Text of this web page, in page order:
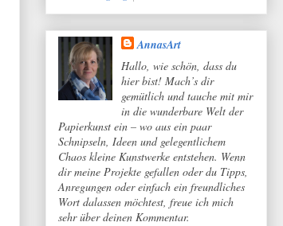
AnnasArt
Hallo, wie schön, dass du
hier bist! Mach’s dir
gemütlich und tauche mit mir
in die wunderbare Welt der
Papierkunst ein – wo aus ein paar
Schnipseln, Ideen und gelegentlichem
Chaos kleine Kunstwerke entstehen. Wenn
dir meine Projekte gefallen oder du Tipps,
Anregungen oder einfach ein freundliches
Wort dalassen möchtest, freue ich mich
sehr über deinen Kommentar.